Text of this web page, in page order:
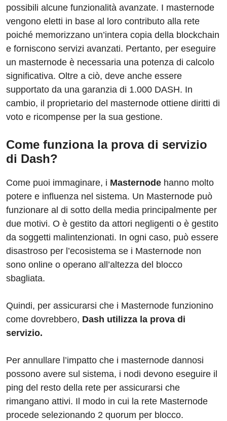
possibili alcune funzionalità avanzate. I masternode
vengono eletti in base al loro contributo alla rete
poiché memorizzano un’intera copia della blockchain
e forniscono servizi avanzati. Pertanto, per eseguire
un masternode è necessaria una potenza di calcolo
significativa. Oltre a ciò, deve anche essere
supportato da una garanzia di 1.000 DASH. In
cambio, il proprietario del masternode ottiene diritti di
voto e ricompense per la sua gestione.
Come funziona la prova di servizio
di Dash?
Come puoi immaginare, i Masternode hanno molto
potere e influenza nel sistema. Un Masternode può
funzionare al di sotto della media principalmente per
due motivi. O è gestito da attori negligenti o è gestito
da soggetti malintenzionati. In ogni caso, può essere
disastroso per l’ecosistema se i Masternode non
sono online o operano all’altezza del blocco
sbagliata.
Quindi, per assicurarsi che i Masternode funzionino
come dovrebbero, Dash utilizza la prova di
servizio.
Per annullare l’impatto che i masternode dannosi
possono avere sul sistema, i nodi devono eseguire il
ping del resto della rete per assicurarsi che
rimangano attivi. Il modo in cui la rete Masternode
procede selezionando 2 quorum per blocco.